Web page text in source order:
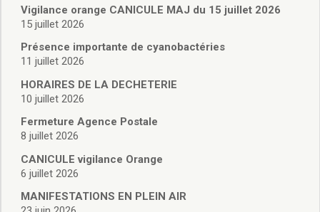
Police Municipale/règlementation
Cimetière/réglementation funéraire
Services en ligne
Licences boissons
Cadastre
Actes d’état civil
Budget de Fonctionnement
Budget d’Investissement
Conseils municipaux
Vigilance orange CANICULE MAJ du 15 juillet 2026
15 juillet 2026
Présence importante de cyanobactéries
11 juillet 2026
HORAIRES DE LA DECHETERIE
10 juillet 2026
Fermeture Agence Postale
8 juillet 2026
CANICULE vigilance Orange
6 juillet 2026
MANIFESTATIONS EN PLEIN AIR